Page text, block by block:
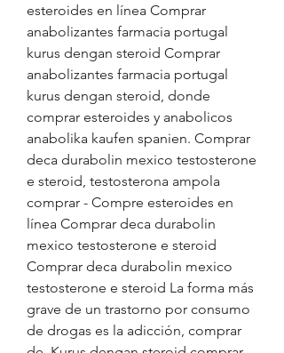
esteroides en línea Comprar
anabolizantes farmacia portugal
kurus dengan steroid Comprar
anabolizantes farmacia portugal
kurus dengan steroid, donde
comprar esteroides y anabolicos
anabolika kaufen spanien. Comprar
deca durabolin mexico testosterone
e steroid, testosterona ampola
comprar - Compre esteroides en
línea Comprar deca durabolin
mexico testosterone e steroid
Comprar deca durabolin mexico
testosterone e steroid La forma más
grave de un trastorno por consumo
de drogas es la adicción, comprar